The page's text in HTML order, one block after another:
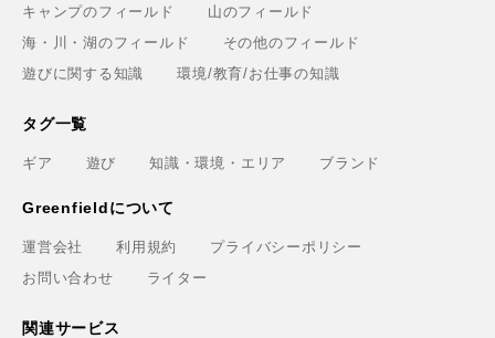
キャンプのフィールド
山のフィールド
海・川・湖のフィールド
その他のフィールド
遊びに関する知識
環境/教育/お仕事の知識
タグ一覧
ギア 遊び 知識・環境・エリア ブランド
Greenfieldについて
運営会社 利用規約
プライバシーポリシー
お問い合わせ
ライター
関連サービス